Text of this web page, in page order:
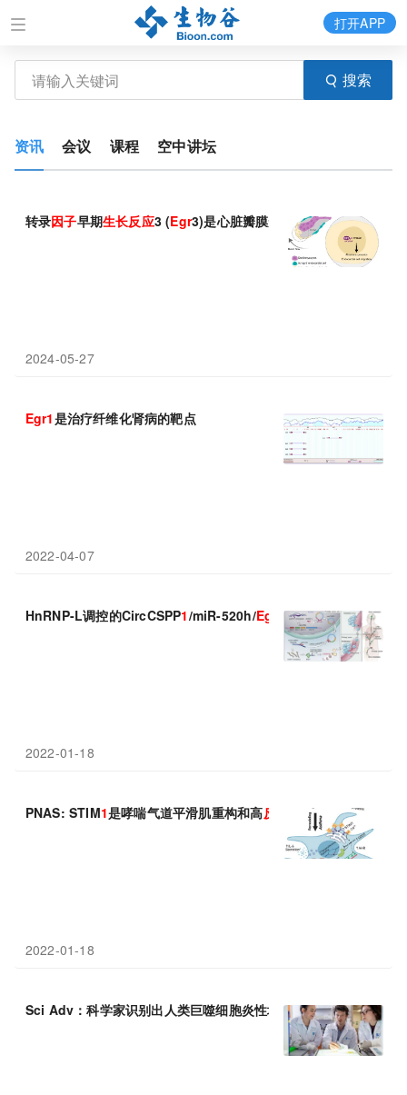
搜索
打开APP
资讯 会议 课程 空中讲坛
转录因子早期生长反应3 (Egr3)是心脏瓣膜形态发生所需的机械敏
2024-05-27
Egr1是治疗纤维化肾病的靶点
2022-04-07
HnRNP-L调控的CircCSPP1/miR-520h/Egr1轴调控前列腺癌自噬
2022-01-18
PNAS: STIM1是哮喘气道平滑肌重构和高反应 性的核心触发
2022-01-18
Sci Adv：科学家识别出人类巨噬细胞炎性增强子的“守卫蛋白”—